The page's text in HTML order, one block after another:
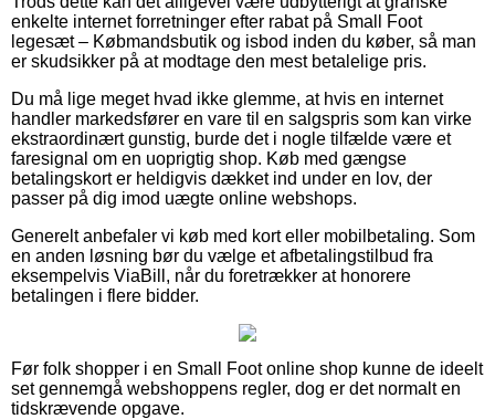
enkelte internet forretninger efter rabat på Small Foot
legesæt – Købmandsbutik og isbod inden du køber, så man
er skudsikker på at modtage den mest betalelige pris.
Du må lige meget hvad ikke glemme, at hvis en internet
handler markedsfører en vare til en salgspris som kan virke
ekstraordinært gunstig, burde det i nogle tilfælde være et
faresignal om en uoprigtig shop. Køb med gængse
betalingskort er heldigvis dækket ind under en lov, der
passer på dig imod uægte online webshops.
Generelt anbefaler vi køb med kort eller mobilbetaling. Som
en anden løsning bør du vælge et afbetalingstilbud fra
eksempelvis ViaBill, når du foretrækker at honorere
betalingen i flere bidder.
Før folk shopper i en Small Foot online shop kunne de ideelt
set gennemgå webshoppens regler, dog er det normalt en
tidskrævende opgave.